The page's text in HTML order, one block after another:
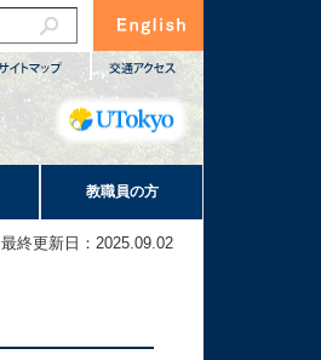
教職員の方
最終更新日：2025.09.02